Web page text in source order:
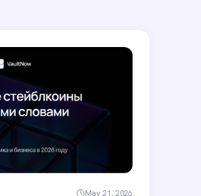
May 21, 2026